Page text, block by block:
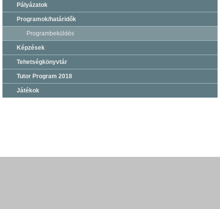
Pályázatok
Programok/határidők
Programbeküldés
Képzések
Tehetségkönyvtár
Tutor Program 2018
Játékok